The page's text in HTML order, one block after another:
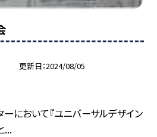
更新日 2024/08/05
ーにおいて『ユニバーサルデザイン
...